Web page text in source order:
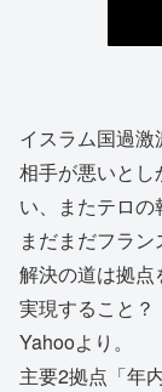
イスラム国過激
相手が悪いと
い、またテロの
まだまだフラン
解決の道は拠
実現すること？
Yahooより。
主要2拠点「年